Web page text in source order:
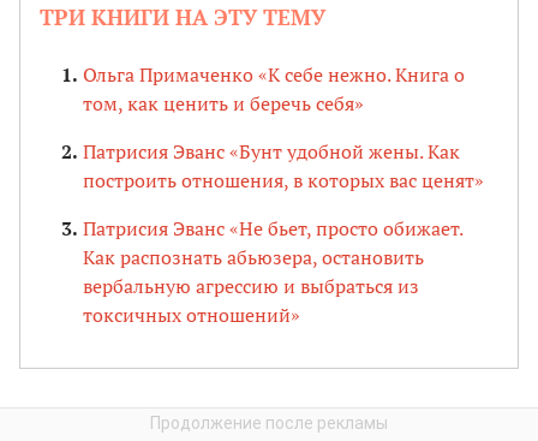
ТРИ КНИГИ НА ЭТУ ТЕМУ
Ольга Примаченко «К себе нежно. Книга о
том, как ценить и беречь себя»
Патрисия Эванс «Бунт удобной жены. Как
построить отношения, в которых вас ценят»
Патрисия Эванс «Не бьет, просто обижает.
Как распознать абьюзера, остановить
вербальную агрессию и выбраться из
токсичных отношений»